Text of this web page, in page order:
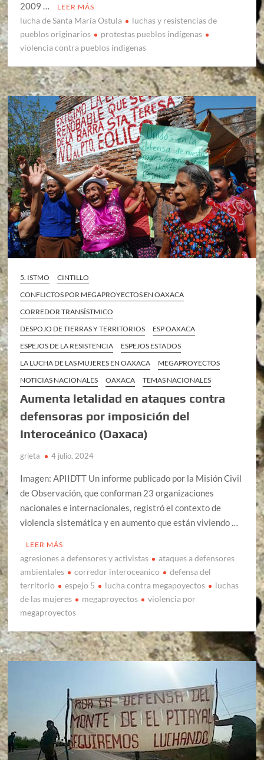
2009 …
LEER MÁS
lucha de Santa María Ostula
luchas y resistencias de
pueblos originarios
protestas pueblos indígenas
violencia contra pueblos indigenas
5. ISTMO
CINTILLO
CONFLICTOS POR MEGAPROYECTOS EN OAXACA
CORREDOR TRANSÍSTMICO
DESPOJO DE TIERRAS Y TERRITORIOS
ESP OAXACA
ESPEJOS DE LA RESISTENCIA
ESPEJOS ESTADOS
LA LUCHA DE LAS MUJERES EN OAXACA
MEGAPROYECTOS
NOTICIAS NACIONALES
OAXACA TEMAS NACIONALES
Aumenta letalidad en ataques contra
defensoras por imposición del
Interoceánico (Oaxaca)
grieta 4 julio, 2024
Imagen: APIIDTT Un informe publicado por la Misión Civil
de Observación, que conforman 23 organizaciones
nacionales e internacionales, registró el contexto de
violencia sistemática y en aumento que están viviendo …
LEER MÁS
agresiones a defensores y activistas
ataques a defensores
ambientales
corredor interoceanico
defensa del
territorio
espejo 5 lucha contra megapoyectos
luchas
de las mujeres
megaproyectos
violencia por
megaproyectos